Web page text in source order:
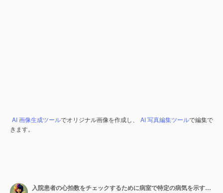
AI 画像生成ツールでオリジナル画像を作成し、 AI 写真編集ツールで編集で
きます。
入院患者の心拍数をチェックするために病室で特定の病気を示す心電図 EKG 心拍数モニター